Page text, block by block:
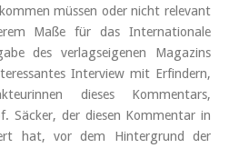
müssen oder nicht relevant
Maße für das Internationale
des verlagseigenen Magazins
Interview mit Erfindern,
dieses Kommentars,
Säcker, der diesen Kommentar in
hat, vor dem Hintergrund der